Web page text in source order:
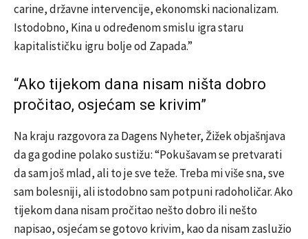
carine, državne intervencije, ekonomski nacionalizam.
Istodobno, Kina u određenom smislu igra staru
kapitalističku igru bolje od Zapada.”
“Ako tijekom dana nisam ništa dobro
pročitao, osjećam se krivim”
Na kraju razgovora za Dagens Nyheter, Žižek objašnjava
da ga godine polako sustižu: “Pokušavam se pretvarati
da sam još mlad, ali to je sve teže. Treba mi više sna, sve
sam bolesniji, ali istodobno sam potpuni radoholičar. Ako
tijekom dana nisam pročitao nešto dobro ili nešto
napisao, osjećam se gotovo krivim, kao da nisam zaslužio